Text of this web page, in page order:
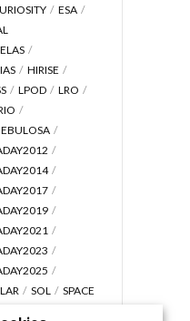
ESA
HIRISE
LPOD
LRO
SOL
SPACE